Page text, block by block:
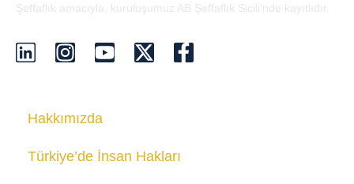
Şeffaflık amacıyla, kuruluşumuz AB Şeffaflık Sicili’nde kayıtlıdır.
Hakkımızda
Türkiye’de İnsan Hakları